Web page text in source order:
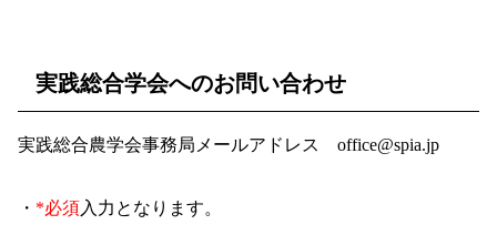
実践総合学会へのお問い合わせ
実践総合農学会事務局メールアドレス office@spia.jp
・ *必須入力となります。